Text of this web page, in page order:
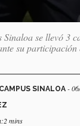
Sinaloa se llevó 3
su
SINALOA -
mins